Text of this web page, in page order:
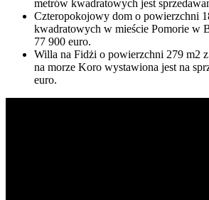
metrów kwadratowych jest
Czteropokojowy dom o powierzchni
kwadratowych w mieście Pomorie w
77 900 euro.
Willa na Fidżi o powierzchni 279 m2
na morze Koro wystawiona jest na
euro.